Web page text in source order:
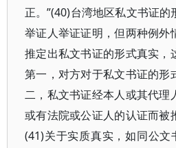
正。”(40)台湾地区私文书证
举证人举证证明，但两种例外
推定出私文书证的形式真实，
第一，对方对于私文书证的形
二，私文书证经本人或其代理
或有法院或公证人的认证而被
(41)关于实质真实，如同公文